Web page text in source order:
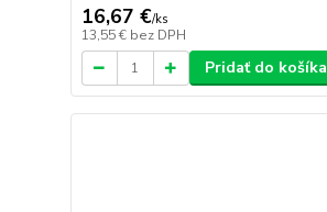
16,67 €/ks
13,55 € bez DPH
Pridať do košíka